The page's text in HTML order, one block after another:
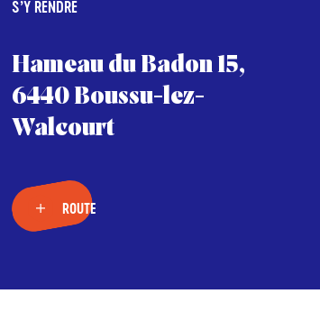
S’Y RENDRE
Hameau du Badon 15,
6440 Boussu-lez-
Walcourt
ROUTE